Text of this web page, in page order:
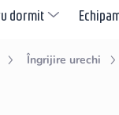
dormit
Îngrijire urechi